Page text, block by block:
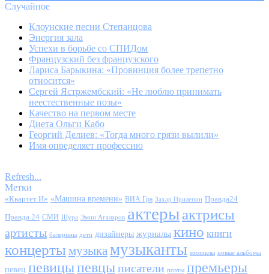
Случайное
Клоунские песни Степанцова
Энергия зала
Успехи в борьбе со СПИДом
Французский без французского
Лариса Барыкина: «Провинция более трепетно
относится»
Сергей Ястржембский: «Не люблю принимать
неестественные позы»
Качество на первом месте
Диета Ольги Кабо
Георгий Делиев: «Тогда много грязи вылили»
Имя определяет профессию
Refresh...
Метки
«Квартет И» «Машина времени» ВИА Гра Захар Прилепин Правда24
Правда 24 СМИ Шура Эмин Агаларов актерыактрисы
артисты балерины дети дизайнеры журналы кино книги
концерты музыка музыканты мюзиклы новые альбомы
певец певицыпевцыписатели поэты премьеры